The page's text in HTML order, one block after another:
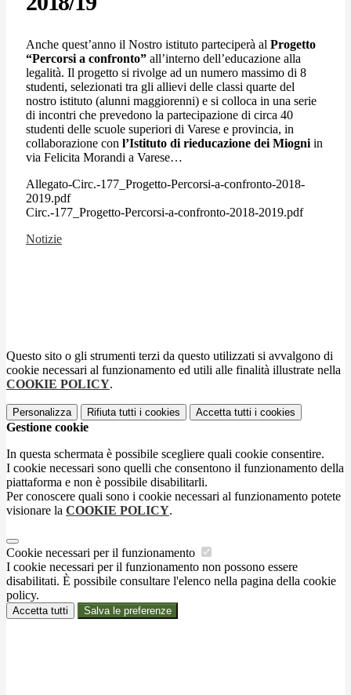
Anche quest’anno il Nostro istituto parteciperà al Progetto
“Percorsi a confronto” all’interno dell’educazione alla
legalità. Il progetto si rivolge ad un numero massimo di 8
studenti, selezionati tra gli allievi delle classi quarte del
nostro istituto (alunni maggiorenni) e si colloca in una serie
di incontri che prevedono la partecipazione di circa 40
studenti delle scuole superiori di Varese e provincia, in
collaborazione con l’Istituto di rieducazione dei Miogni in
via Felicita Morandi a Varese…
Allegato-Circ.-177_Progetto-Percorsi-a-confronto-2018-
2019.pdf
Circ.-177_Progetto-Percorsi-a-confronto-2018-2019.pdf
Notizie
Questo sito o gli strumenti terzi da questo utilizzati si avvalgono di
cookie necessari al funzionamento ed utili alle finalità illustrate nella
COOKIE POLICY.
Personalizza Rifiuta tutti i cookies Accetta tutti i cookies
Gestione cookie
In questa schermata è possibile scegliere quali cookie consentire.
I cookie necessari sono quelli che consentono il funzionamento della
piattaforma e non è possibile disabilitarli.
Per conoscere quali sono i cookie necessari al funzionamento potete
visionare la COOKIE POLICY.
Cookie necessari per il funzionamento
I cookie necessari per il funzionamento non possono essere
disabilitati. È possibile consultare l'elenco nella pagina della cookie
policy.
Accetta tutti Salva le preferenze